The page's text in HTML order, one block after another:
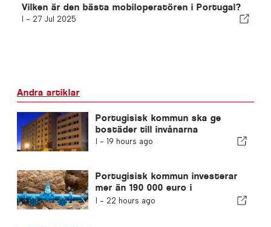
Vilken är den bästa mobiloperatören i Portugal?
I - 27 Jul 2025
Andra artiklar
Portugisisk kommun ska ge
bostäder till invånarna
I - 19 hours ago
Portugisisk kommun investerar
mer än 190 000 euro i
vattenförsörjningen
I - 22 hours ago